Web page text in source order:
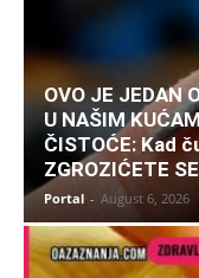
OVO JE JEDAN
U NAŠIM
ČISTOĆE: Kad
ZGROZIĆETE SE
Portal - August 6, 2026